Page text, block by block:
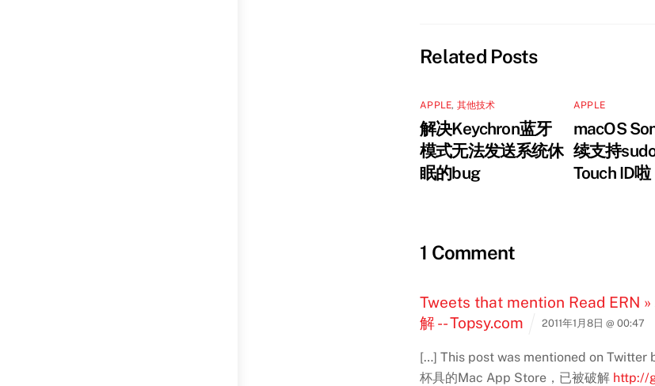
Related Posts
APPLE, 其他技术
解决Keychron蓝牙
模式无法发送系统休
眠的bug
APPLE
macOS
续支持
Touch ID啦
1 Comment
Tweets that mention Read ERN
解 -- Topsy.com
2011年1月8日 @ 00:47
[…] This post was mentioned on Twitter
杯具的Mac App Store，已被破解 http://